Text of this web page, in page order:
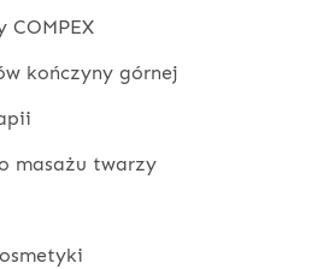
kończyny górnej
masażu twarzy